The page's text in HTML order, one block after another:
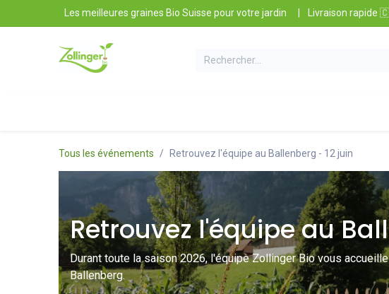
Se rendre au contenuLes meilleures graines Bio Suisse pour votre jardin Livraison rapide
Tous les événements Retrouvez l'équipe au Ballenberg - 12 juin
Retrouvez l'équipe au
Durant toute la saison 2026, l'équipe Zollinger Bio vous
Ballenberg.